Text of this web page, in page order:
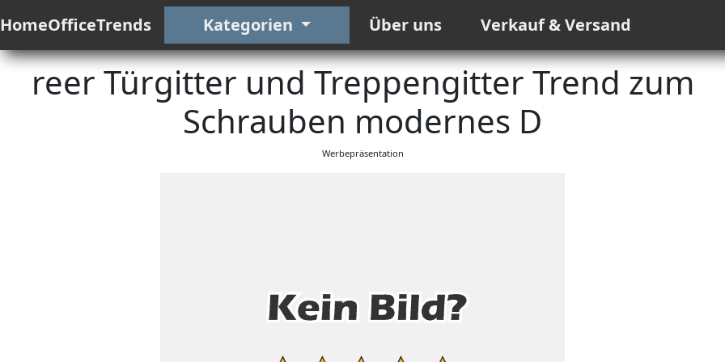
HomeOfficeTrends Kategorien Über uns Verkauf & Versand
reer Türgitter und Treppengitter Trend zum
Schrauben modernes D
Werbepräsentation